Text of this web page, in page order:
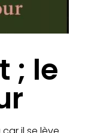
; le